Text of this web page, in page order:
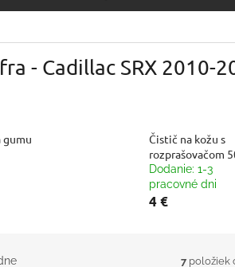
- Cadillac SRX 2010-
gumu
Čistič na kožu s
rozprašovačom
Dodanie: 1-3
pracovné dni
4 €
7 položiek